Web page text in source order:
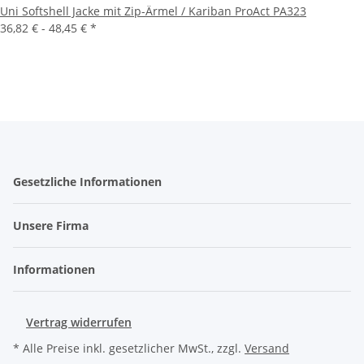
Uni Softshell Jacke mit Zip-Ärmel / Kariban ProAct PA323
36,82 € - 48,45 € *
Gesetzliche Informationen
Unsere Firma
Informationen
Vertrag widerrufen
* Alle Preise inkl. gesetzlicher MwSt., zzgl. Versand